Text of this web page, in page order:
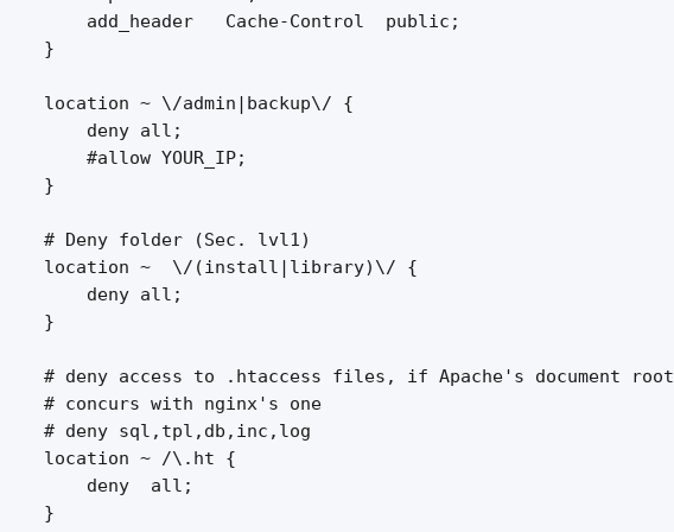
        add_header   Cache-Control  public;
    }
    location ~ \/admin|backup\/ {
        deny all;
        #allow YOUR_IP;
    }
    # Deny folder (Sec. lvl1)
    location ~  \/(install|library)\/ {
        deny all;
    }
    # deny access to .htaccess files, if Apache's document root
    # concurs with nginx's one
    # deny sql,tpl,db,inc,log
    location ~ /\.ht {
        deny  all;
    }